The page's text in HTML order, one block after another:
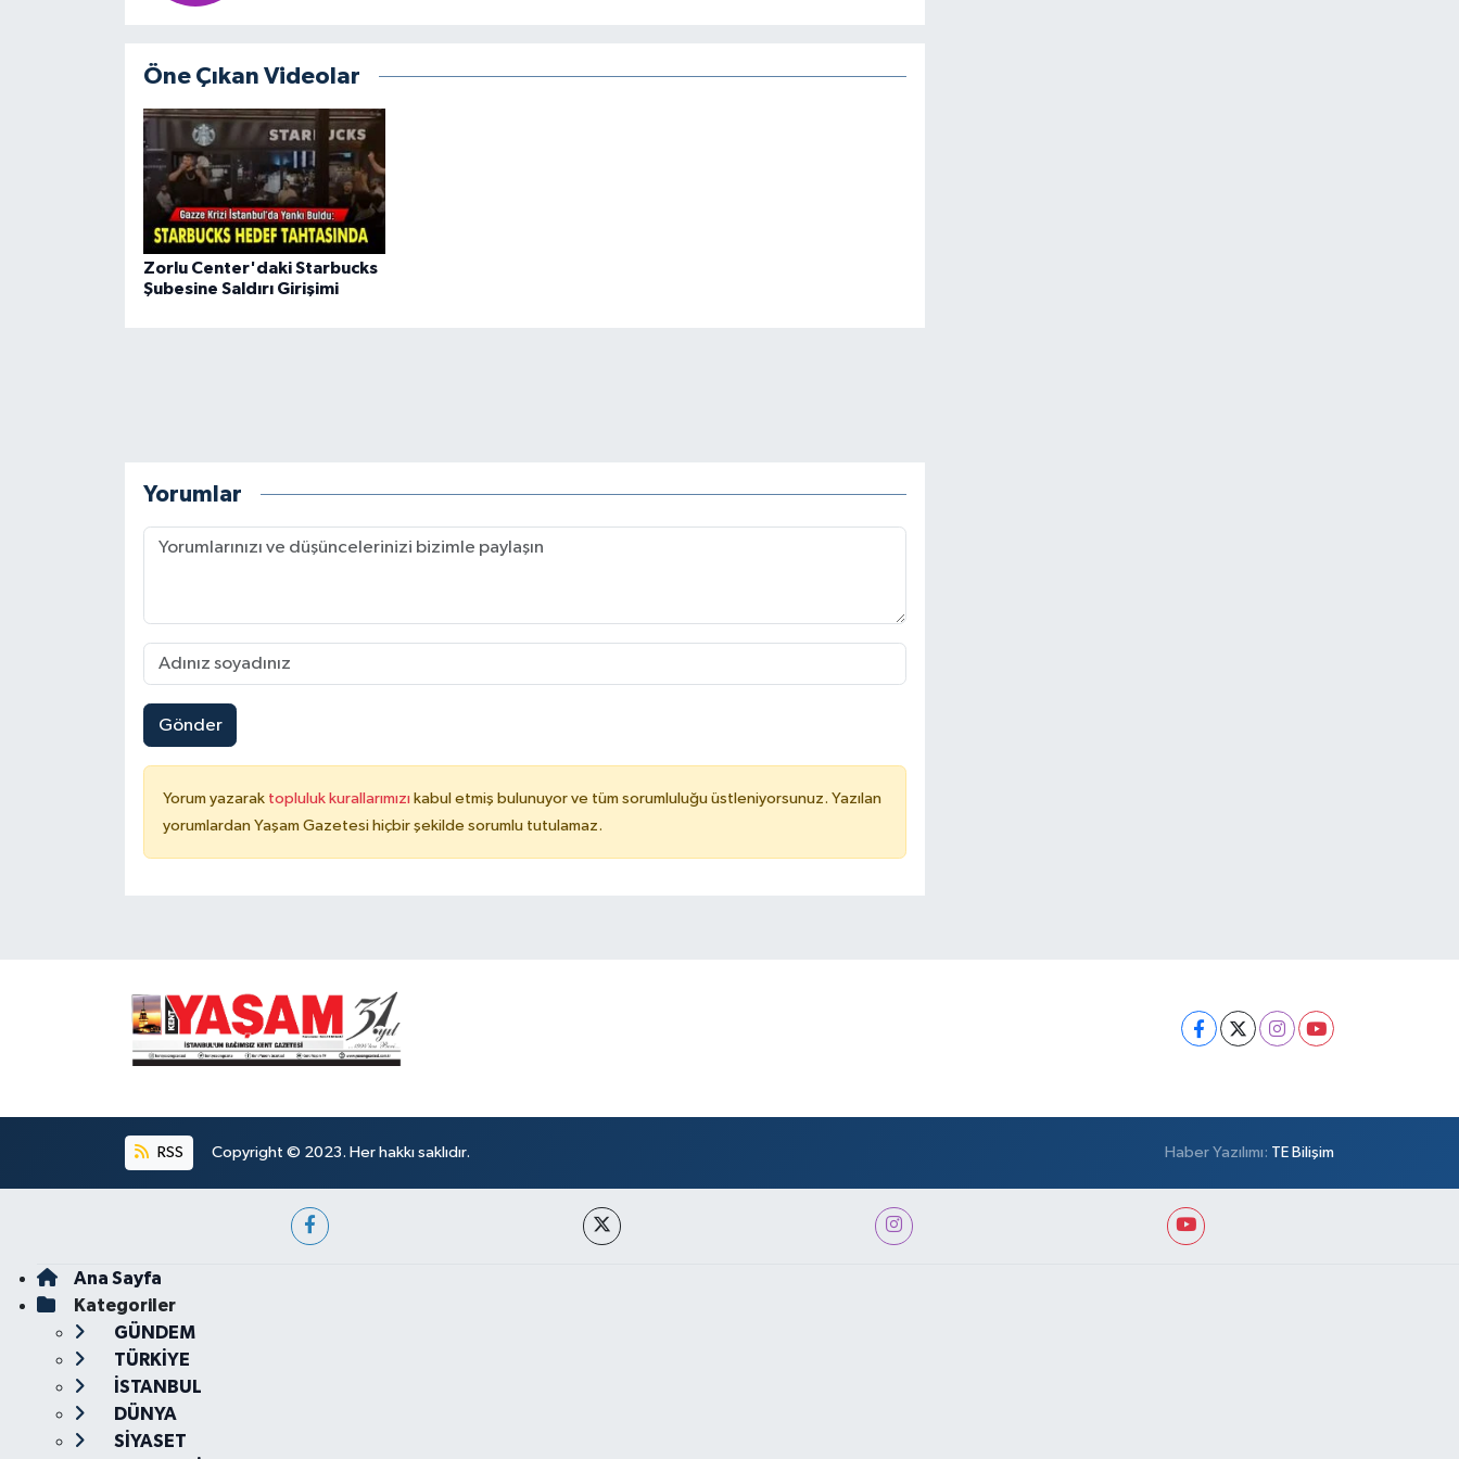
Öne Çıkan Videolar
Zorlu Center'daki Starbucks
Şubesine Saldırı Girişimi
Yorumlar
Gönder
Yorum yazarak topluluk kurallarımızı kabul etmiş bulunuyor ve tüm sorumluluğu üstleniyorsunuz. Yazılan
yorumlardan Yaşam Gazetesi hiçbir şekilde sorumlu tutulamaz.
RSS Copyright © 2023. Her hakkı saklıdır. Haber Yazılımı: TE Bilişim
Ana Sayfa
Kategoriler
GÜNDEM
TÜRKİYE
İSTANBUL
DÜNYA
SİYASET